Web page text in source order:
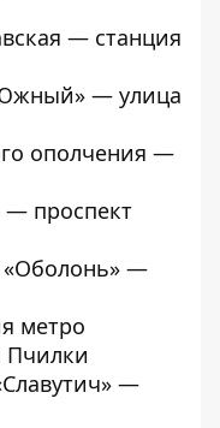
— станция
— улица
ополчения —
проспект
«Оболонь» —
метро
Пчилки
—